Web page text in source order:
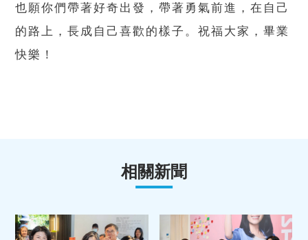
也願你們帶著好奇出發，帶著勇氣前進，在自己
的路上，長成自己喜歡的樣子。祝福大家，畢業
快樂！
相關新聞